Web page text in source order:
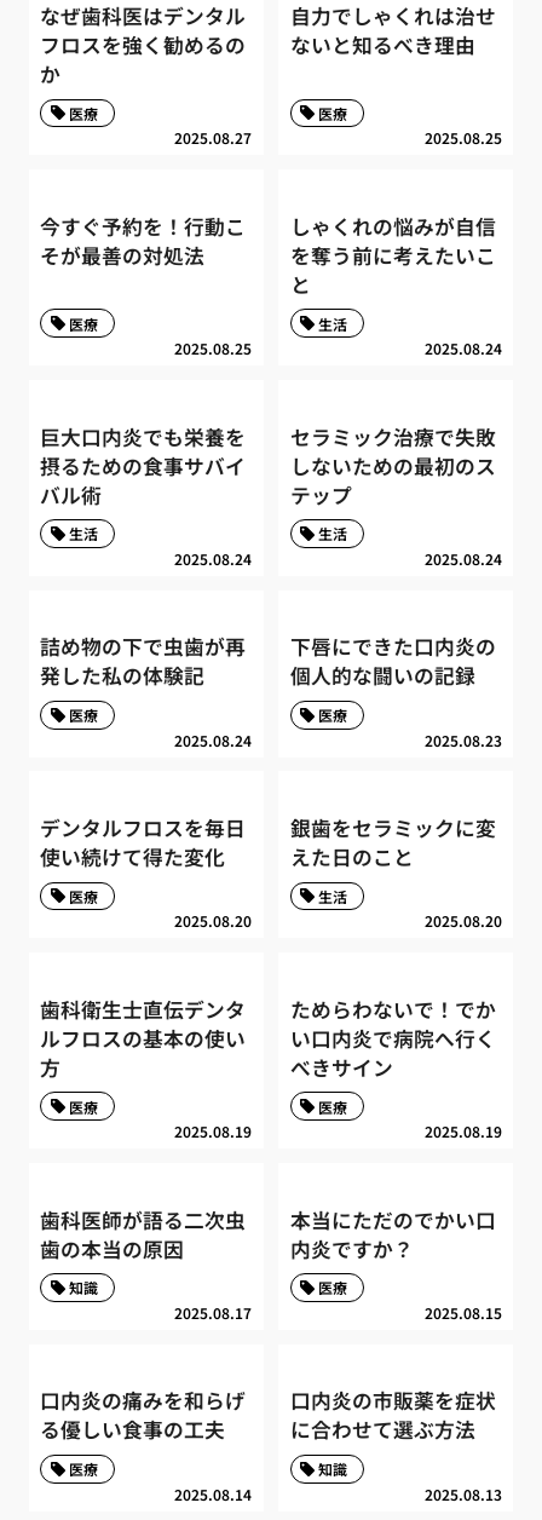
なぜ歯科医はデンタル
フロスを強く勧めるの
か
2025.08.27
医療
自力でしゃくれは治せ
ないと知るべき理由
2025.08.25
医療
今すぐ予約を！行動こ
そが最善の対処法
2025.08.25
医療
しゃくれの悩みが自信
を奪う前に考えたいこ
と
2025.08.24
生活
巨大口内炎でも栄養を
摂るための食事サバイ
バル術
2025.08.24
生活
セラミック治療で失敗
しないための最初のス
テップ
2025.08.24
生活
詰め物の下で虫歯が再
発した私の体験記
2025.08.24
医療
下唇にできた口内炎の
個人的な闘いの記録
2025.08.23
医療
デンタルフロスを毎日
使い続けて得た変化
2025.08.20
医療
銀歯をセラミックに変
えた日のこと
2025.08.20
生活
歯科衛生士直伝デンタ
ルフロスの基本の使い
方
2025.08.19
医療
ためらわないで！でか
い口内炎で病院へ行く
べきサイン
2025.08.19
医療
歯科医師が語る二次虫
歯の本当の原因
2025.08.17
知識
本当にただのでかい口
内炎ですか？
2025.08.15
医療
口内炎の痛みを和らげ
る優しい食事の工夫
2025.08.14
医療
口内炎の市販薬を症状
に合わせて選ぶ方法
2025.08.13
知識